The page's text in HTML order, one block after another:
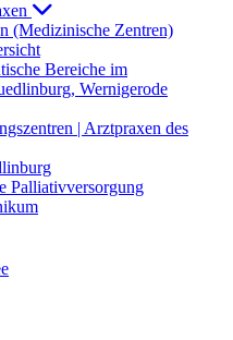
(Medizinische Zentren)
Bereiche im
Wernigerode
| Arztpraxen des
Palliativversorgung